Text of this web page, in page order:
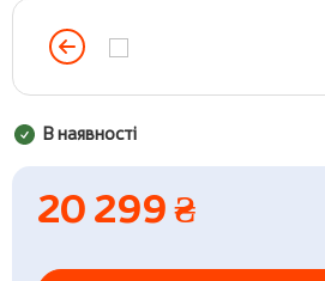
В наявності
20 299 ₴